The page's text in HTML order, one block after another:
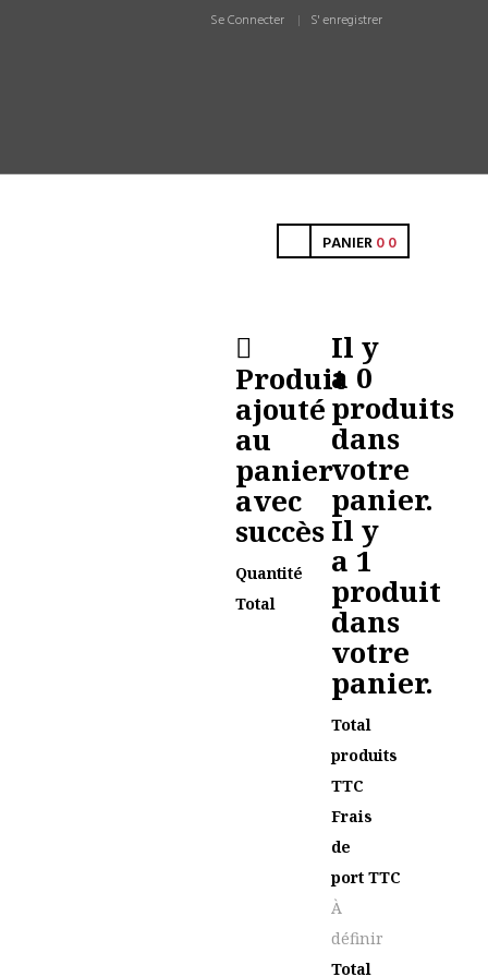
Se Connecter S' enregistrer
PANIER00
Produit
ajouté
au
panier
avec
succès
Quantité
Total
Il y
a 0
produits
dans
votre
panier.
Il y
a 1
produit
dans
votre
panier.
Total
produits
TTC
Frais
de
port TTC
À
définir
Total